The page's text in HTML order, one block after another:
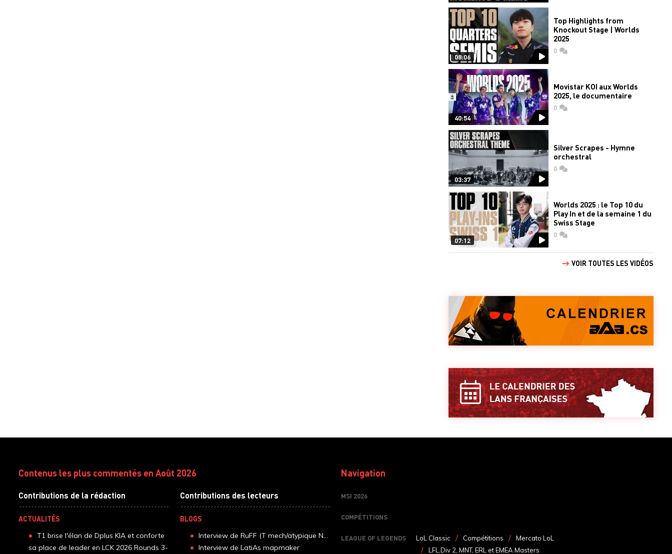
08:06
Top Highlights from
Knockout Stage | Worlds
2025
0commentaires
40:54
Movistar KOI aux Worlds
2025, le documentaire
0commentaires
03:37
Silver Scrapes - Hymne
orchestral
0commentaires
07:12
Worlds 2025 : le Top 10 du
Play In et de la semaine 1 du
Swiss Stage
0commentaires
VOIR TOUTES LES VIDÉOS
Contenus les plus commentés en Août 2026
Contributions de la rédaction
ACTUALITÉS
T1 brise l'élan de Dplus KIA et conforte
sa place de leader en LCK 2026 Rounds 3-
Contributions des lecteurs
BLOGS
Interview de RuFF (T mech/atypique N...
Interview de LatiAs mapmaker
Navigation
MSI 2026
COMPÉTITIONS
LEAGUE OF LEGENDS LoL Classic Compétitions
Mercato LoL
LFL,Div 2, MNT, ERL et EMEA Masters